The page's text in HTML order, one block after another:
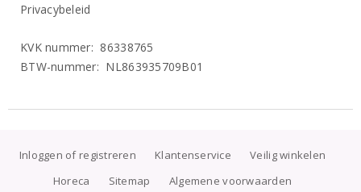
Privacybeleid
KVK nummer: 86338765
BTW-nummer: NL863935709B01
Inloggen of registreren Klantenservice
Veilig winkelen
Horeca
Sitemap Algemene voorwaarden